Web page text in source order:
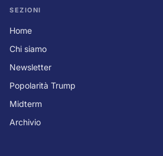
SEZIONI
Home
Chi siamo
Newsletter
Popolarità Trump
Midterm
Archivio